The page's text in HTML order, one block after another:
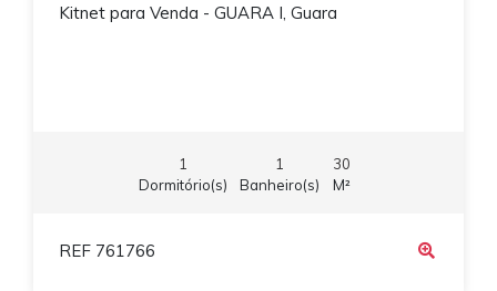
Kitnet para Venda - GUARA I, Guara
1
Dormitório(s)
1
Banheiro(s)
30
M²
REF 761766